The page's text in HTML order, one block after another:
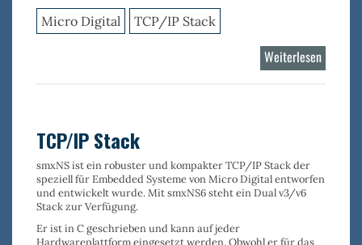
Micro Digital TCP/IP Stack
Weiterlesen
TCP/IP
TCP/IP Stack
smxNSist ein robuster und kompakterTCP/IP Stackder
speziell für Embedded Systemevon Micro Digital entworfen
und entwickelt wurde. Mit smxNS6 steht ein Dual v3/v6
Stack zur Verfügung.
Er ist in C geschrieben und kann auf jeder
Hardwareplattform eingesetzt werden. Obwohl er für das